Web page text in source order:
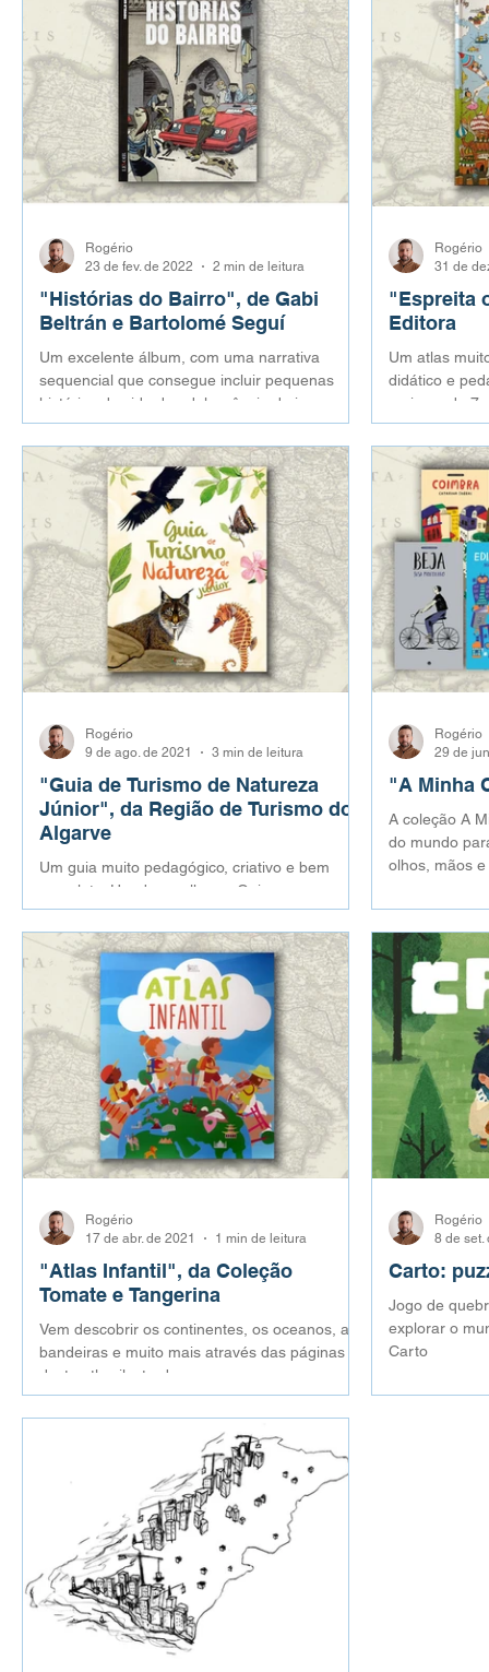
"Histórias do Bairro", de Gabi
Beltrán e Bartolomé Seguí
Um excelente álbum, com uma narrativa
sequencial que consegue incluir pequenas
histórias da vida da adolescência do jovem
Gabi.
Rogério
23 de fev. de 2022
2 min de leitura
"Espreita
Editora
Um atlas
didático e
maiores de 7
Rogério
31 de
"Guia de Turismo de Natureza
Júnior", da Região de Turismo do
Algarve
Um guia muito pedagógico, criativo e bem
completo. Um dos melhores Guias para
público jovem promovido pela Região de
Turismo do Algarve.
Rogério
9 de ago. de 2021
3 min de leitura
"A Minha
A coleção A
do mundo
olhos, mãos
Rogério
29 de
"Atlas Infantil", da Coleção
Tomate e Tangerina
Vem descobrir os continentes, os oceanos, as
bandeiras e muito mais através das páginas
deste atlas ilustrado
Rogério
17 de abr. de 2021
1 min de leitura
Carto:
Jogo de
explorar o
Carto
Rogério
8 de set.